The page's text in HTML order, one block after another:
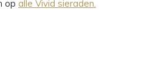
op alle Vivid sieraden.